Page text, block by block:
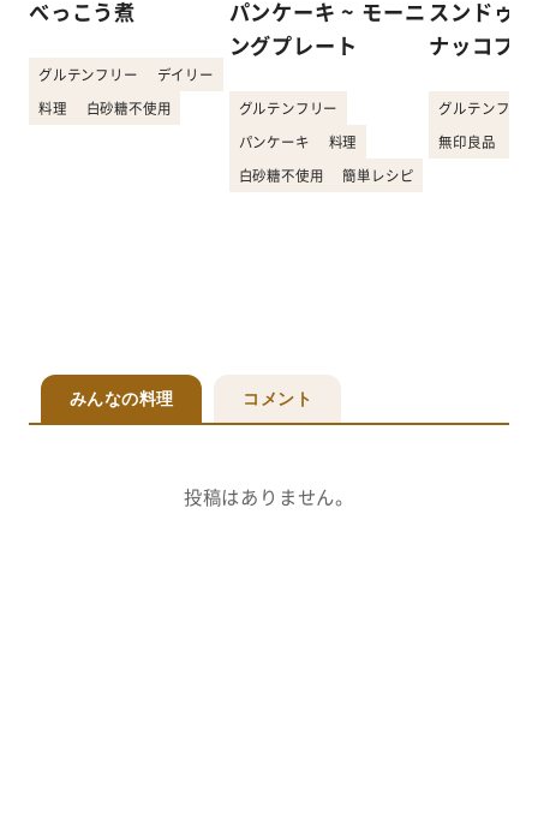
べっこう煮
グルテンフリー デイリー
料理 白砂糖不使用
パンケーキ ~ モーニ
ングプレート
グルテンフリー
パンケーキ 料理
白砂糖不使用 簡単レシピ
スンドゥ
ナッコプセ
グルテンフリー
無印良品
みんなの料理 コメント
投稿はありません。